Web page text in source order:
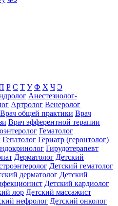
Р С Т У Ф Х Ч Э
Анестезиолог-
Артролог Венеролог
Врач общей практики Врач
Врач эфферентной терапии
Гематолог
Гепатолог Гериатр (геронтолог)
Гирудотерапевт
Дерматолог Детский
Детский гематолог
дерматолог Детский
Детский кардиолог
лор Детский массажист
нефролог Детский онколог